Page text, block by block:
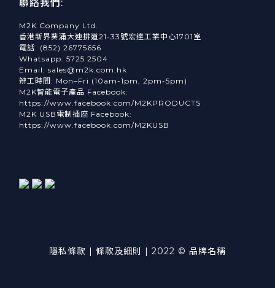
聯絡我們:
M2K Company Ltd.
香港新界葵涌大連排道21-33號宏達工業中心1701室
電話: (852) 26775656
Whatsapp: 5725 2504
Email: sales@m2k.com.hk
辨工時間: Mon–Fri (10am-1pm, 2pm-5pm)
M2K智能電子產品 Facebook:
https://www.facebook.com/M2KPRODUCTS
M2K USB電制插座 Facebook:
https://www.facebook.com/M2KUSB
隱私條款 | 條款及細則 | 2022 © 品牌名稱